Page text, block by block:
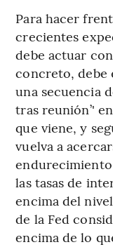
Para hacer
crecientes
debe actuar
concreto, debe
una secuencia
tras reunión’'
que viene, y
vuelva a
las tasas de
encima del
de la Fed
encima de lo